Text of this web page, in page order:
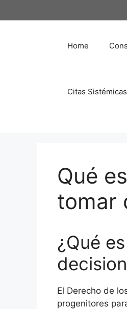
al
Home
Citas Sistémicas
Qué
tomar
¿Qué
El Derecho de
progenitores